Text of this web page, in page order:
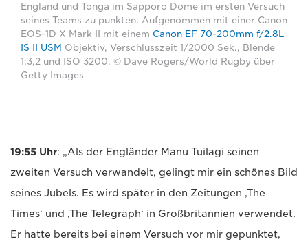
England und Tonga im Sapporo Dome im ersten Versuch
seines Teams zu punkten. Aufgenommen mit einer Canon
EOS-1D X Mark II mit einem Canon EF 70-200mm f/2.8L
IS II USM Objektiv, Verschlusszeit 1/2000 Sek., Blende
1:3,2 und ISO 3200. © Dave Rogers/World Rugby über
Getty Images
19:55 Uhr: „Als der Engländer Manu Tuilagi seinen
zweiten Versuch verwandelt, gelingt mir ein schönes Bild
seines Jubels. Es wird später in den Zeitungen ‚The
Times‘ und ‚The Telegraph‘ in Großbritannien verwendet.
Er hatte bereits bei einem Versuch vor mir gepunktet,